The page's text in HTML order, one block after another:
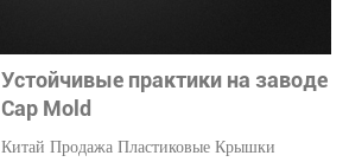
Устойчивые практики на заводе
Cap Mold
Китай Продажа Пластиковые Крышки